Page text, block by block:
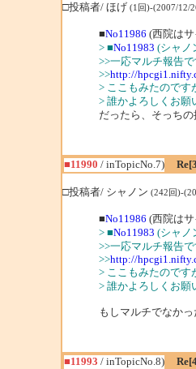
□投稿者/ ほげ (1回)-(2007/12/
■No11986 (西院は
> ■No11983 (シャノ
>>一応マルチ報告で
>>http://
> ここもみたのです
> 誰かよろしくお願
だったら、そっち
■11990 / inTopicNo.7)
□投稿者/ シャノン (242回)-
■No11986 (西院は
> ■No11983 (シャノ
>>一応マルチ報告で
>>http://
> ここもみたのです
> 誰かよろしくお願
もしマルチでなかっ
■11993 / inTopicNo.8)